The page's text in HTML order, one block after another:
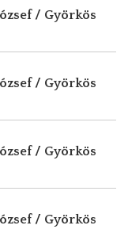
/ Györkös
/ Györkös
/ Györkös
/ Györkös